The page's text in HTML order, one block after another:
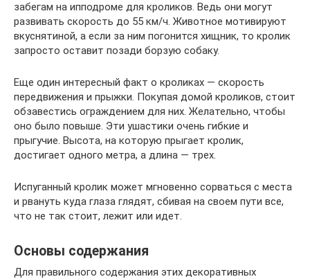
забегам на ипподроме для кроликов. Ведь они могут
развивать скорость до 55 км/ч. Животное мотивируют
вкуснятиной, а если за ним погонится хищник, то кролик
запросто оставит позади борзую собаку.
Еще один интересный факт о кроликах — скорость
передвижения и прыжки. Покупая домой кроликов, стоит
обзавестись ограждением для них. Желательно, чтобы
оно было повыше. Эти ушастики очень гибкие и
прыгучие. Высота, на которую прыгает кролик,
достигает одного метра, а длина — трех.
Испуганный кролик может мгновенно сорваться с места
и рвануть куда глаза глядят, сбивая на своем пути все,
что не так стоит, лежит или идет.
Основы содержания
Для правильного содержания этих декоративных